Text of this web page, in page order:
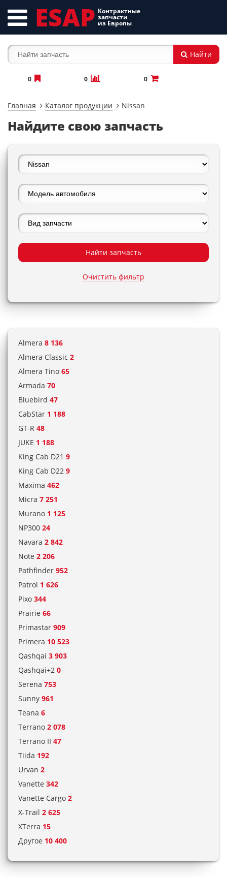
ESAP Контрактные
запчасти
из Европы
Найти
0 0 0
Главная Каталог продукции Nissan
Найдите свою запчасть
Найти запчасть
Очистить фильтр
Almera 8 136
Almera Classic 2
Almera Tino 65
Armada 70
Bluebird 47
CabStar 1 188
GT-R 48
JUKE 1 188
King Cab D21 9
King Cab D22 9
Maxima 462
Micra 7 251
Murano 1 125
NP300 24
Navara 2 842
Note 2 206
Pathfinder 952
Patrol 1 626
Pixo 344
Prairie 66
Primastar 909
Primera 10 523
Qashqai 3 903
Qashqai+2 0
Serena 753
Sunny 961
Teana 6
Terrano 2 078
Terrano II 47
Tiida 192
Urvan 2
Vanette 342
Vanette Cargo 2
X-Trail 2 625
XTerra 15
Другое 10 400